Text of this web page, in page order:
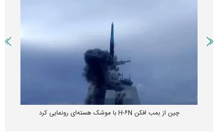
چین از بمب افکن H-۶N با موشک هسته‌ای رونمایی کرد